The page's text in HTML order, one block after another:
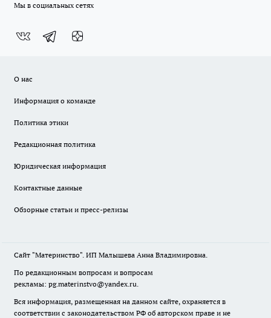
Мы в социальных сетях
О нас
Информация о команде
Политика этики
Редакционная политика
Юридическая информация
Контактные данные
Обзорные статьи и пресс-релизы
Сайт "Материнство". ИП Малышева Анна Владимировна.
По редакционным вопросам и вопросам
рекламы: pg.materinstvo@yandex.ru.
Вся информация, размещенная на данном сайте, охраняется в
соответствии с законодательством РФ об авторском праве и не